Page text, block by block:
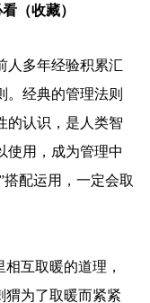
（收藏）
人多年经验积累汇
。经典的管理法则
的认识，是人类智
使用，成为管理中
搭配运用，一定会取
互取暖的道理，
猬为了取暖而紧紧